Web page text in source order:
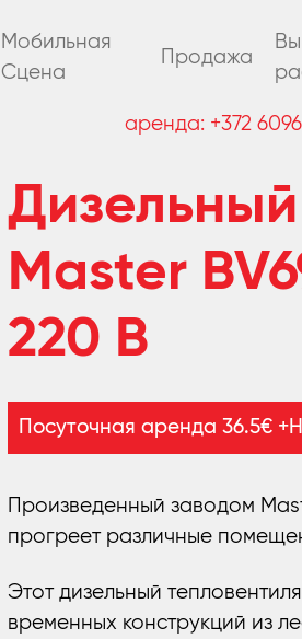
Mобильная
Cцена
Продажа
аренда: +372
Master
220 В
Посуточная аренда 36.5€
Произведенный заводом
прогреет различные
Этот дизельный
временных конструкций из